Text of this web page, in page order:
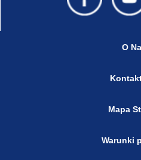
O
Mapa
Warunki